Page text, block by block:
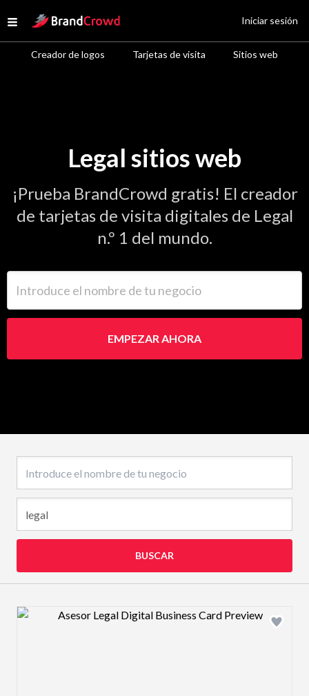
Open menu
Site Logo
Creador de logos Tarjetas de visita Sitios web
Iniciar sesión
Legal sitios web
¡Prueba BrandCrowd gratis! El creador
de tarjetas de visita digitales de Legal
n.º 1 del mundo.
EMPEZAR AHORA
BUSCAR
Design preview image